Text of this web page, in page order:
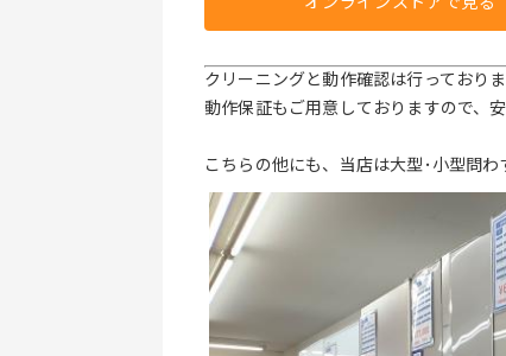
クリーニングと動作確認は行っておりま
動作保証もご用意しておりますので、
こちらの他にも、当店は大型･小型問